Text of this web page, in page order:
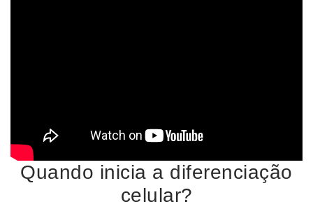
Quando inicia a diferenciação
celular?